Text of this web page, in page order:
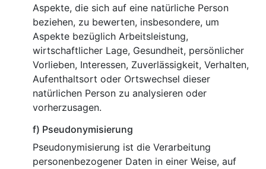
Aspekte, die sich auf eine natürliche Person
beziehen, zu bewerten, insbesondere, um
Aspekte bezüglich Arbeitsleistung,
wirtschaftlicher Lage, Gesundheit, persönlicher
Vorlieben, Interessen, Zuverlässigkeit, Verhalten,
Aufenthaltsort oder Ortswechsel dieser
natürlichen Person zu analysieren oder
vorherzusagen.
f) Pseudonymisierung
Pseudonymisierung ist die Verarbeitung
personenbezogener Daten in einer Weise, auf